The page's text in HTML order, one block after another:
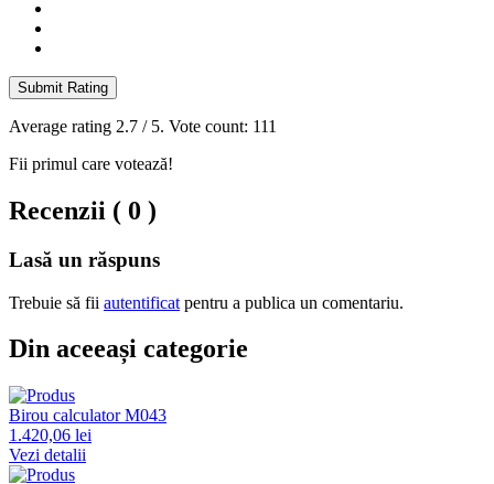
Submit Rating
Average rating 2.7 / 5. Vote count: 111
Fii primul care votează!
Recenzii ( 0 )
Lasă un răspuns
Trebuie să fii autentificat pentru a publica un comentariu.
Din aceeași categorie
Birou calculator M043
1.420,06 lei
Vezi detalii